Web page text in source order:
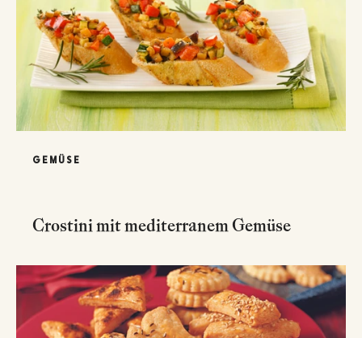
GEMÜSE
Crostini mit mediterranem Gemüse